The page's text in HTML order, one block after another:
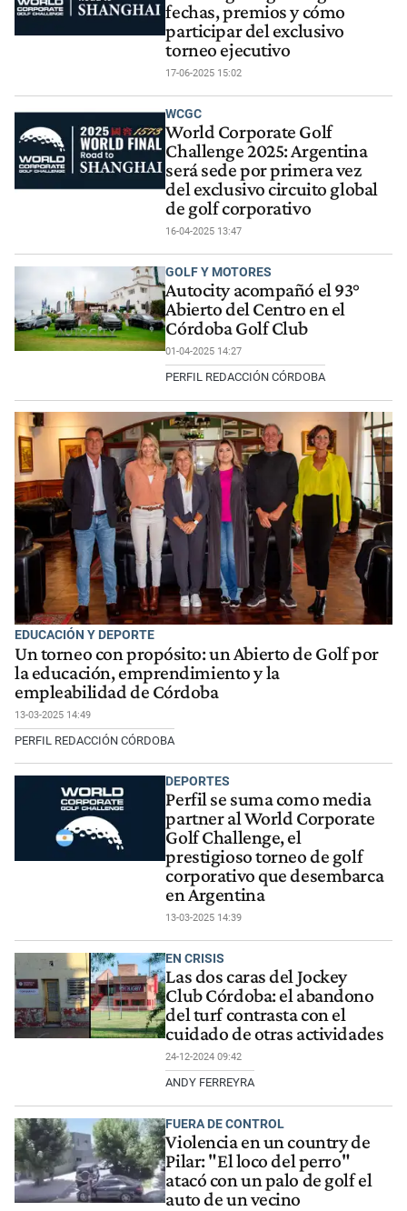
fechas, premios y cómo
participar del exclusivo
torneo ejecutivo
17-06-2025 15:02
WCGC
World Corporate Golf
Challenge 2025: Argentina
será sede por primera vez
del exclusivo circuito global
de golf corporativo
16-04-2025 13:47
GOLF Y MOTORES
Autocity acompañó el 93°
Abierto del Centro en el
Córdoba Golf Club
01-04-2025 14:27
PERFIL REDACCIÓN CÓRDOBA
EDUCACIÓN Y DEPORTE
Un torneo con propósito: un Abierto de Golf por
la educación, emprendimiento y la
empleabilidad de Córdoba
13-03-2025 14:49
PERFIL REDACCIÓN CÓRDOBA
DEPORTES
Perfil se suma como media
partner al World Corporate
Golf Challenge, el
prestigioso torneo de golf
corporativo que desembarca
en Argentina
13-03-2025 14:39
EN CRISIS
Las dos caras del Jockey
Club Córdoba: el abandono
del turf contrasta con el
cuidado de otras actividades
24-12-2024 09:42
ANDY FERREYRA
FUERA DE CONTROL
Violencia en un country de
Pilar: "El loco del perro"
atacó con un palo de golf el
auto de un vecino